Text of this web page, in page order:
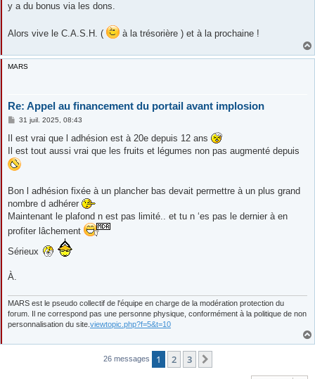
y a du bonus via les dons.
Alors vive le C.A.S.H. ( à la trésorière ) et à la prochaine !
MARS
Re: Appel au financement du portail avant implosion
M
s
a
g
e
31 juil. 2025, 08:43
Il est vrai que l adhésion est à 20e depuis 12 ans
Il est tout aussi vrai que les fruits et légumes non pas augmenté depuis
Bon l adhésion fixée à un plancher bas devait permettre à un plus grand
nombre d adhérer
Maintenant le plafond n est pas limité.. et tu n ‘es pas le dernier à en
profiter lâchement
Sérieux
À.
MARS est le pseudo collectif de l'équipe en charge de la modération protection du
forum. Il ne correspond pas une personne physique, conformément à la politique de non
personnalisation du site. viewtopic.php?f=5&t=10
26 messages 1 2 3